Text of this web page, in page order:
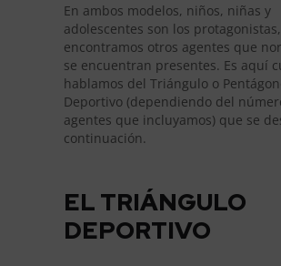
En ambos modelos, niños, niñas y
adolescentes son los
encontramos otros agentes que
se encuentran presentes. Es aquí
hablamos del Triángulo o
Deportivo (dependiendo del
agentes que incluyamos) que se
continuación.
EL TRIÁNGULO
DEPORTIVO